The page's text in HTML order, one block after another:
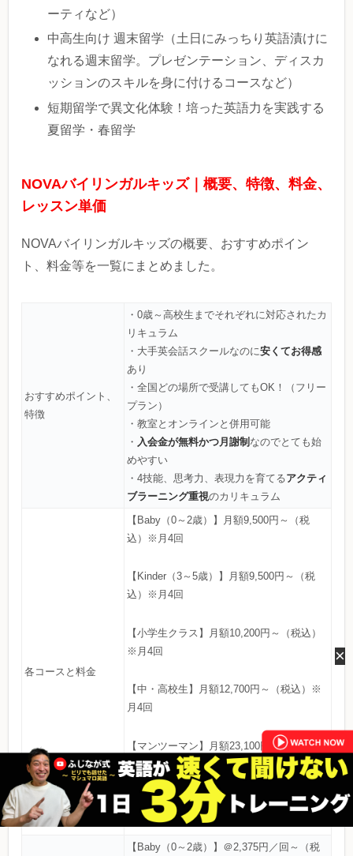
ーティなど）
中高生向け 週末留学（土日にみっちり英語漬けに
なれる週末留学。プレゼンテーション、ディスカ
ッションのスキルを身に付けるコースなど）
短期留学で異文化体験！培った英語力を実践する
夏留学・春留学
NOVAバイリンガルキッズ｜概要、特徴、料金、
レッスン単価
NOVAバイリンガルキッズの概要、おすすめポイン
ト、料金等を一覧にまとめました。
おすすめポイント、
特徴
・0歳～高校生までそれぞれに対応されたカ
リキュラム
・大手英会話スクールなのに安くてお得感
あり
・全国どの場所で受講してもOK！（フリー
プラン）
・教室とオンラインと併用可能
・ 入会金が無料かつ月謝制なのでとても始
めやすい
・4技能、思考力、表現力を育てるアクティ
ブラーニング重視のカリキュラム
各コースと料金
【Baby（0～2歳）】月額9,500円～（税
込）※月4回
【Kinder（3～5歳）】月額9,500円～（税
込）※月4回
【小学生クラス】月額10,200円～（税込）
※月4回
【中・高校生】月額12,700円～（税込）※
月4回
【マンツーマン】月額23,100円～（税込）
※月4回～
※入会金が無料
【Baby（0～2歳）】＠2,375円／回～（税
×